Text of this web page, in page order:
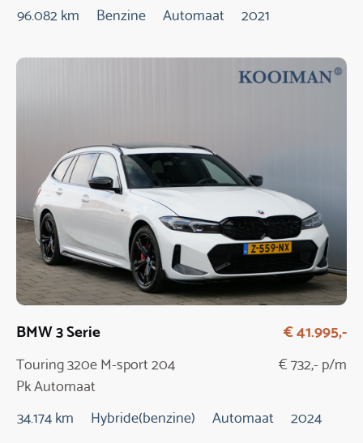
96.082 km Benzine Automaat 2021
BMW 3 Serie
Touring 320e M-sport 204
Pk Automaat
€ 41.995,-
€ 732,- p/m
34.174 km Hybride(benzine) Automaat 2024